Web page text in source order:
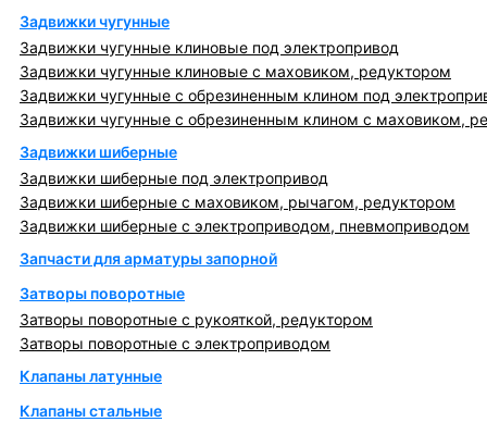
Задвижки чугунные
Задвижки чугунные клиновые под электропривод
Задвижки чугунные клиновые с маховиком, редуктором
Задвижки чугунные с обрезиненным клином под
Задвижки чугунные с обрезиненным клином с маховиком,
Задвижки шиберные
Задвижки шиберные под электропривод
Задвижки шиберные с маховиком, рычагом, редуктором
Задвижки шиберные с электроприводом, пневмоприводом
Запчасти для арматуры запорной
Затворы поворотные
Затворы поворотные с рукояткой, редуктором
Затворы поворотные с электроприводом
Клапаны латунные
Клапаны стальные